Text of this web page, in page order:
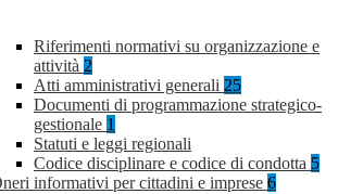
Riferimenti normativi su organizzazione e
attività 2
Atti amministrativi generali 25
Documenti di programmazione strategico-
gestionale 1
Statuti e leggi regionali
Codice disciplinare e codice di condotta 5
informativi per cittadini e imprese 6